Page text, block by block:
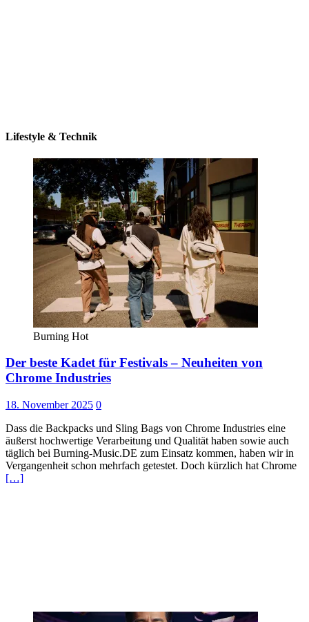
Lifestyle & Technik
Burning Hot
Der beste Kadet für Festivals – Neuheiten von
Chrome Industries
18. November 2025 0
Dass die Backpacks und Sling Bags von Chrome Industries eine
äußerst hochwertige Verarbeitung und Qualität haben sowie auch
täglich bei Burning-Music.DE zum Einsatz kommen, haben wir in
Vergangenheit schon mehrfach getestet. Doch kürzlich hat Chrome
[…]